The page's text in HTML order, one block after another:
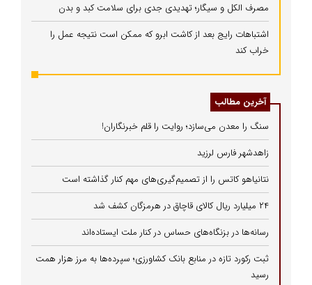
مصرف الکل و سیگار؛ تهدیدی جدی برای سلامت کبد و بدن
اشتباهات رایج بعد از کاشت ابرو که ممکن است نتیجه عمل را
خراب کند
آخرین مطالب
سنگ را معدن می‌سازد؛ روایت را قلم خبرنگاران!
زاهدشهر فارس لرزید
نتانیاهو کاتس را از تصمیم‌گیری‌های مهم کنار گذاشته است
۲۴ میلیارد ریال کالای قاچاق در هرمزگان کشف شد
رسانه‌ها در بزنگاه‌های حساس در کنار ملت ایستاده‌اند
ثبت رکورد تازه در منابع بانک کشاورزی؛ سپرده‌ها به مرز هزار همت
رسید